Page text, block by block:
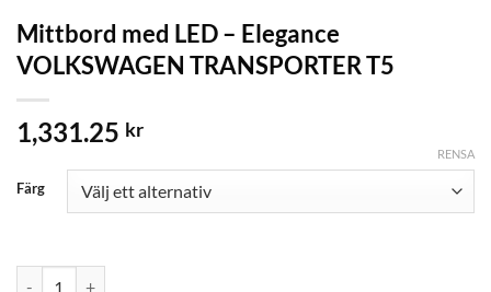
Mittbord med LED – Elegance
VOLKSWAGEN TRANSPORTER T5
1,331.25 kr
Färg
RENSA